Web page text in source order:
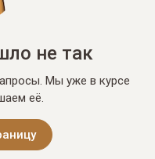
не так
Мы уже в курсе
её.